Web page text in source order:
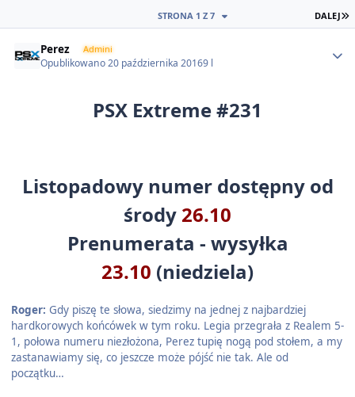
DALEJ
STRONA 1 Z 7
Perez Admini
Opublikowano20 października 20169 l
PSX Extreme #231
Listopadowy numer dostępny od
środy 26.10
Prenumerata - wysyłka
23.10 (niedziela)
Roger: Gdy piszę te słowa, siedzimy na jednej z najbardziej
hardkorowych końcówek w tym roku. Legia przegrała z Realem 5-
1, połowa numeru niezłożona, Perez tupię nogą pod stołem, a my
zastanawiamy się, co jeszcze może pójść nie tak. Ale od
początku…